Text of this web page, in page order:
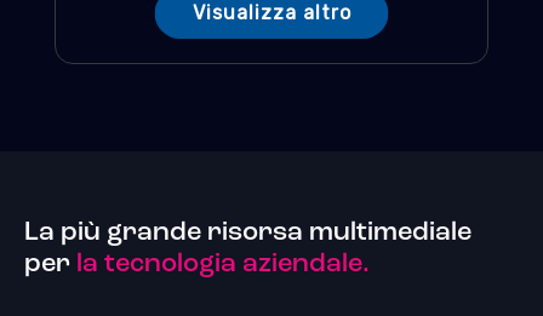
Visualizza altro
La più grande risorsa multimediale
per la tecnologia aziendale.